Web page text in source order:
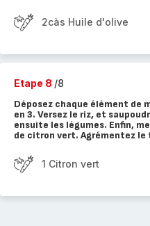
2càs Huile d'olive
Etape 8 /8
Déposez chaque élément de
en 3. Versez le riz, et
ensuite les légumes. Enfin,
de citron vert. Agrémentez le
1 Citron vert